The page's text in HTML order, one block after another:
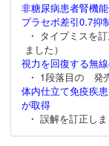
非糖尿病患者腎機
プラセボ差引0.7抑
・ タイプミスを
ました）
視力を回復する無
・ 1段落目の 発
体内仕立て免疫疾
が取得
・ 誤解を訂正し